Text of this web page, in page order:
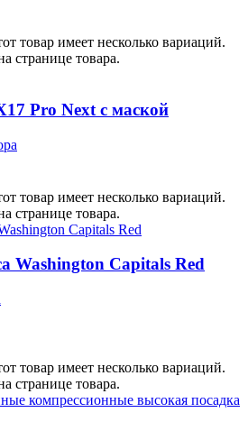
товар имеет несколько вариаций.
странице товара.
Pro Next с маской
товар имеет несколько вариаций.
странице товара.
Washington Capitals Red
товар имеет несколько вариаций.
странице товара.